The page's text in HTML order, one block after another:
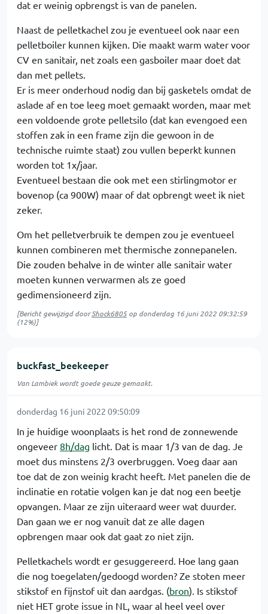
dat er weinig opbrengst is van de panelen.
Naast de pelletkachel zou je eventueel ook naar een
pelletboiler kunnen kijken. Die maakt warm water voor
CV en sanitair, net zoals een gasboiler maar doet dat
dan met pellets.
Er is meer onderhoud nodig dan bij gasketels omdat de
aslade af en toe leeg moet gemaakt worden, maar met
een voldoende grote pelletsilo (dat kan evengoed een
stoffen zak in een frame zijn die gewoon in de
technische ruimte staat) zou vullen beperkt kunnen
worden tot 1x/jaar.
Eventueel bestaan die ook met een stirlingmotor er
bovenop (ca 900W) maar of dat opbrengt weet ik niet
zeker.
Om het pelletverbruik te dempen zou je eventueel
kunnen combineren met thermische zonnepanelen.
Die zouden behalve in de winter alle sanitair water
moeten kunnen verwarmen als ze goed
gedimensioneerd zijn.
[Bericht gewijzigd doorShock6805op donderdag 16 juni 2022 09:32:59
(12%)]
buckfast_beekeeper
Van Lambiek wordt goede geuze gemaakt.
donderdag 16 juni 2022 09:50:09
In je huidige woonplaats is het rond de zonnewende
ongeveer 8h/dag licht. Dat is maar 1/3 van de dag. Je
moet dus minstens 2/3 overbruggen. Voeg daar aan
toe dat de zon weinig kracht heeft. Met panelen die de
inclinatie en rotatie volgen kan je dat nog een beetje
opvangen. Maar ze zijn uiteraard weer wat duurder.
Dan gaan we er nog vanuit dat ze alle dagen
opbrengen maar ook dat gaat zo niet zijn.
Pelletkachels wordt er gesuggereerd. Hoe lang gaan
die nog toegelaten/gedoogd worden? Ze stoten meer
stikstof en fijnstof uit dan aardgas. (bron). Is stikstof
niet HET grote issue in NL, waar al heel veel over